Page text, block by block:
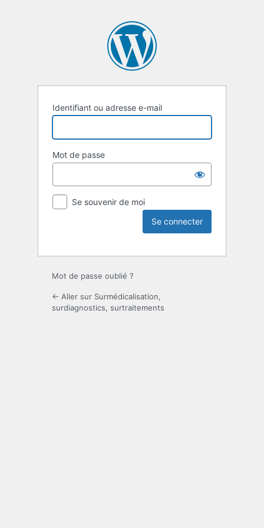
Identifiant ou adresse e-mail
Mot de passe
Se souvenir de moi
Mot de passe oublié ?
← Aller sur Surmédicalisation,
surdiagnostics, surtraitements